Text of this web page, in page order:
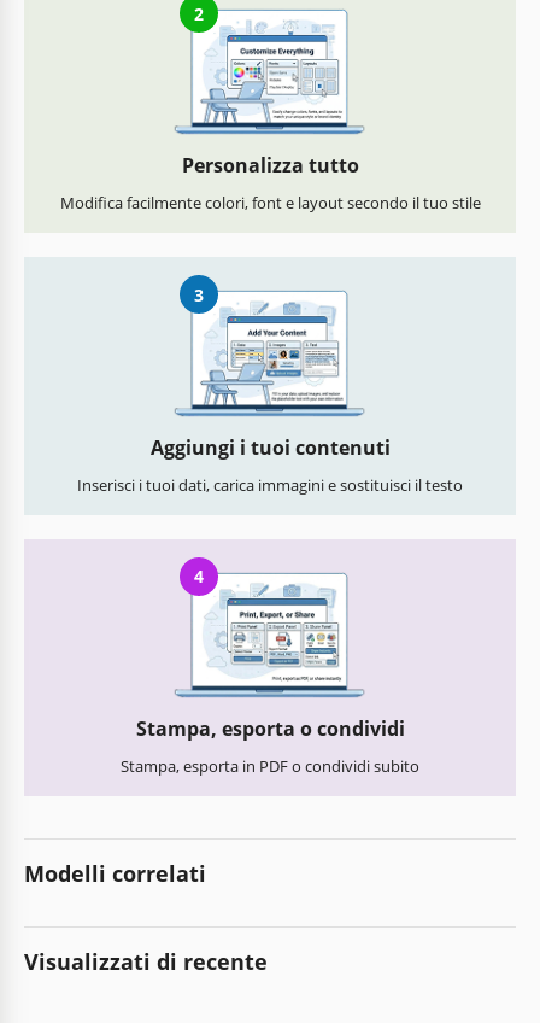
2
Personalizza tutto
Modifica facilmente colori, font e layout secondo il tuo stile
3
Aggiungi i tuoi contenuti
Inserisci i tuoi dati, carica immagini e sostituisci il testo
4
Stampa, esporta o condividi
Stampa, esporta in PDF o condividi subito
Modelli correlati
Visualizzati di recente